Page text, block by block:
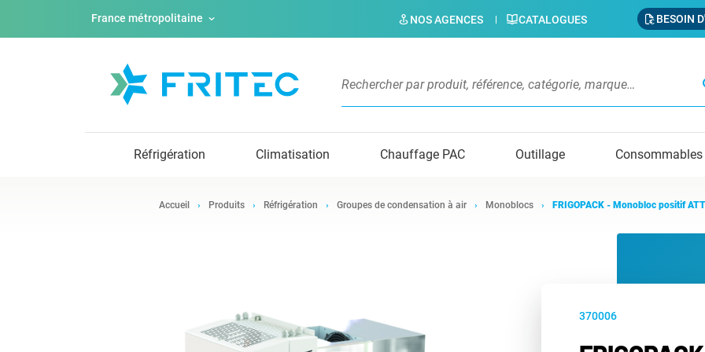
France métropolitaine NOS AGENCES CATALOGUES BESOIN
Réfrigération Climatisation Chauffage PAC Outillage Consommables
Accueil Produits Réfrigération Groupes de condensation à air Monoblocs FRIGOPACK - Monobloc positif
370006